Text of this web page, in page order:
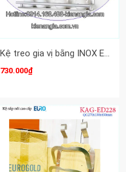
Kệ treo gia vị bằng INOX EUROGOLD KAG-ED225
730.000₫